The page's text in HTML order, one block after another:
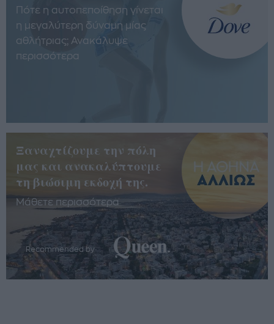
Πότε η αυτοπεποίθηση γίνεται
η μεγαλύτερη δύναμη μίας
αθλήτριας; Ανακάλυψε
περισσότερα
Ξαναχτίζουμε την πόλη
μας και ανακαλύπτουμε
τη βιώσιμη εκδοχή της.
Μάθετε περισσότερα
Recommended by